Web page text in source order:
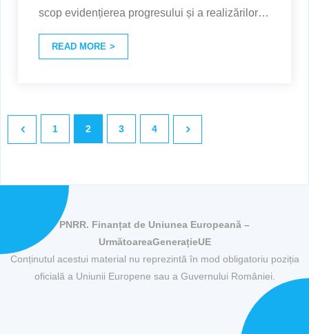
scop evidențierea progresului și a realizărilor…
READ MORE
1 2 3 4
PNRR. Finanțat de Uniunea Europeană –
UrmătoareaGenerațieUE
Conținutul acestui material nu reprezintă în mod obligatoriu poziția
oficială a Uniunii Europene sau a Guvernului României.